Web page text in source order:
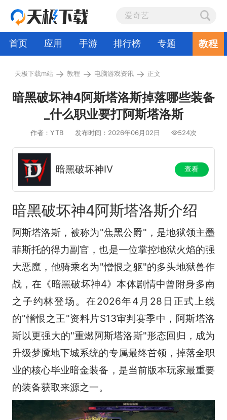
首页 应用 手游 排行榜 专题 教程
天极下载m站 → 教程 → 电脑游戏资讯 → 正文
暗黑破坏神4阿斯塔洛斯掉落哪些装备
_什么职业要打阿斯塔洛斯
作者：YTB 发布时间：2026年06月02日 524次
暗黑破坏神IV 查看
暗黑破坏神4阿斯塔洛斯介绍
阿斯塔洛斯，被称为"焦黑公爵"，是地狱领主墨
菲斯托的得力副官，也是一位掌控地狱火焰的强
大恶魔，他骑乘名为"憎恨之躯"的多头地狱兽作
战，在《暗黑破坏神4》本体剧情中曾附身多南
之子约林登场。在2026年4月28日正式上线
的"憎恨之王"资料片S13审判赛季中，阿斯塔洛
斯以更强大的"重燃阿斯塔洛斯"形态回归，成为
升级梦魇地下城系统的专属最终首领，掉落全职
业的核心毕业暗金装备，是当前版本玩家最重要
的装备获取来源之一。